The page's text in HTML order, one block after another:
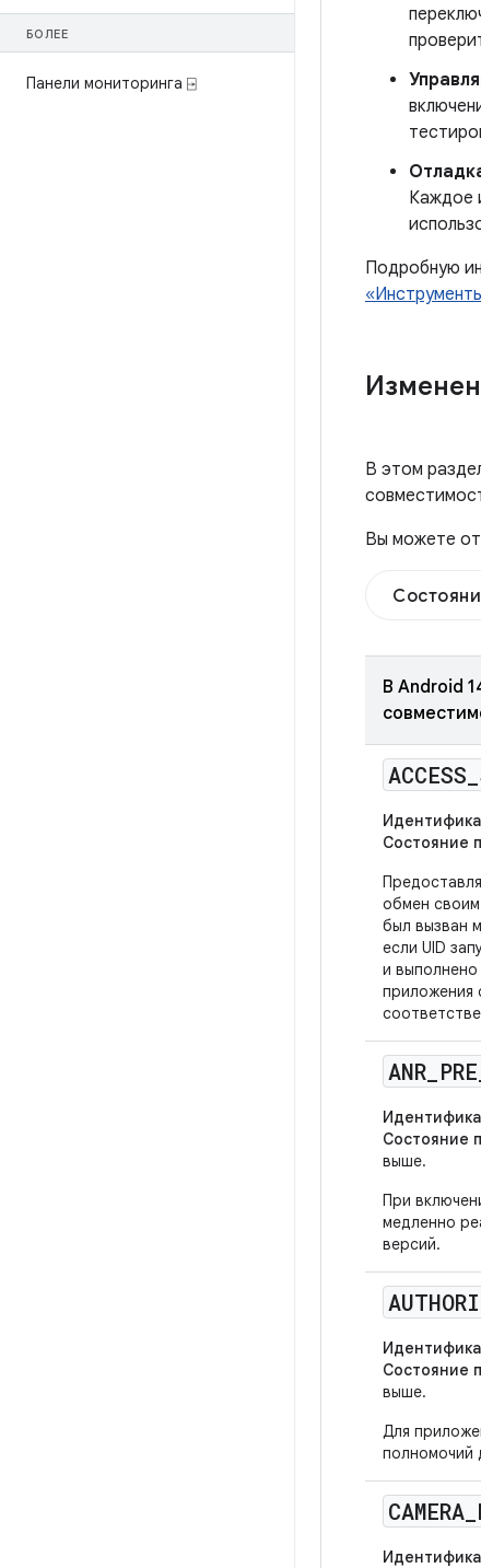
БОЛЕЕ
Панели мониторинга ⍈
Каждое
Подробную
В этом
Вы можете
В Android
ACCESS
Состояние
обмен
был вызван
если UID
и выполнено
приложения
ANR PRE
Состояние
выше.
При
медленно
версий.
Состояние
выше.
Для
полномочий
CAMERA